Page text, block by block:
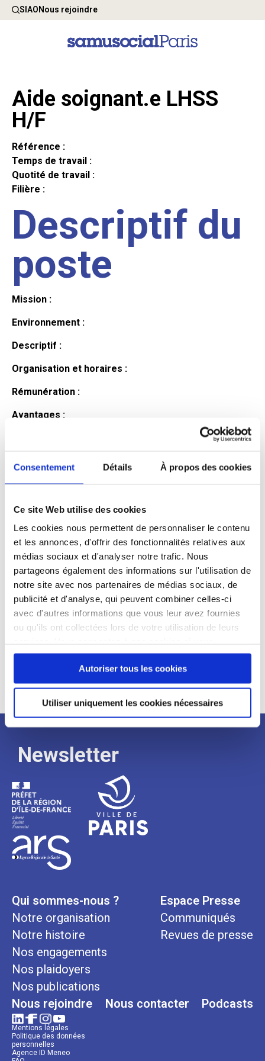
Consentement Détails À propos des cookies
Ce site Web utilise des cookies
Les cookies nous permettent de personnaliser le contenu
et les annonces, d'offrir des fonctionnalités relatives aux
médias sociaux et d'analyser notre trafic. Nous
partageons également des informations sur l'utilisation de
notre site avec nos partenaires de médias sociaux, de
publicité et d'analyse, qui peuvent combiner celles-ci
avec d'autres informations que vous leur avez fournies
ou qu'ils ont collectées lors de votre utilisation de leurs
continuez à utiliser notre site Web.
Autoriser tous les cookies
Utiliser uniquement les cookies nécessaires
SIAONous rejoindre
Aide soignant.e LHSS
H/F
Référence :
Temps de travail :
Quotité de travail :
Filière :
Descriptif du
poste
Mission :
Environnement :
Descriptif :
Organisation et horaires :
Rémunération :
Avantages :
Profil du
candidat
Qualifications et diplômes :
Profil recherché :
Expérience :
Processus
de
recrutement
Newsletter
Qui sommes-nous ?
Notre organisation
Notre histoire
Nos engagements
Nos plaidoyers
Nos publications
Espace Presse
Communiqués
Revues de presse
Nous rejoindre Nous contacter Podcasts
Mentions légales
Politique des données
personnelles
Agence ID Meneo